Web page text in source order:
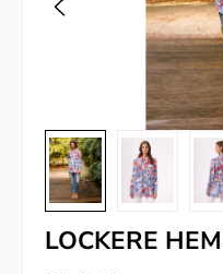
LOCKERE